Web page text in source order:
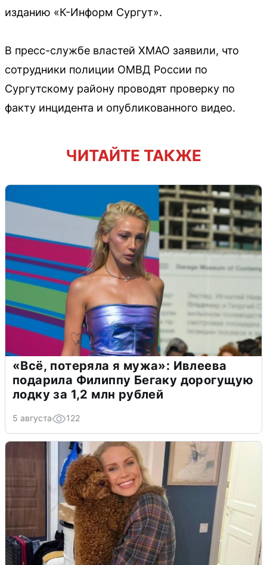
изданию «К-Информ Сургут».
В пресс-службе властей ХМАО заявили, что
сотрудники полиции ОМВД России по
Сургутскому району проводят проверку по
факту инцидента и опубликованного видео.
ЧИТАЙТЕ ТАКЖЕ
«Всё, потеряла я мужа»: Ивлеева
подарила Филиппу Бегаку дорогущую
лодку за 1,2 млн рублей
5 августа 122